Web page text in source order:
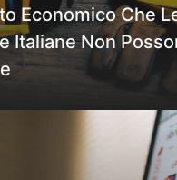
Economico Che
Italiane Non